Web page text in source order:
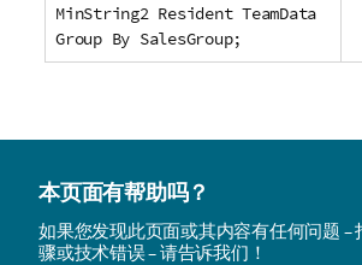
MinString2 Resident TeamData
Group By SalesGroup;
本页面有帮助吗？
如果您发现此页面或其内容有任何问题 –
骤或技术错误 – 请告诉我们！